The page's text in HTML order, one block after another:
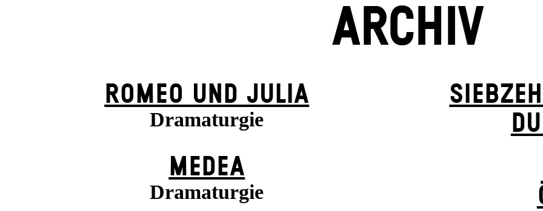
ARCHIV
ROMEO UND JULIA
Dramaturgie
MEDEA
Dramaturgie